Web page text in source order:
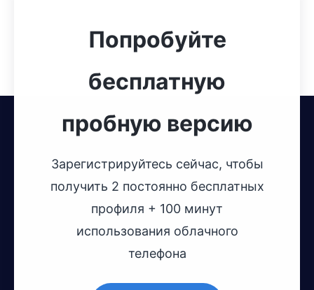
Попробуйте
бесплатную
пробную версию
Зарегистрируйтесь сейчас, чтобы
получить 2 постоянно бесплатных
профиля + 100 минут
использования облачного
телефона